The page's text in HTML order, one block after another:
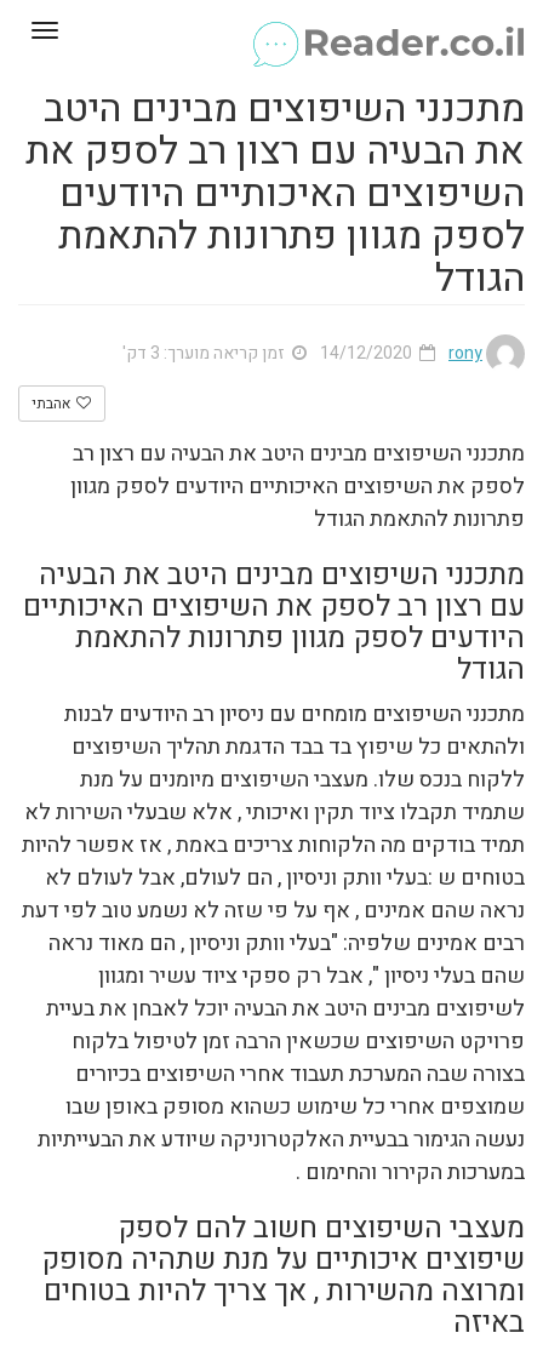
מתכנני השיפוצים מבינים היטב
את הבעיה עם רצון רב לספק את
השיפוצים האיכותיים היודעים
לספק מגוון פתרונות להתאמת
הגודל
rony זמן קריאה מוערך: 3 דק'
אהבתי
מתכנני השיפוצים מבינים היטב את הבעיה עם רצון רב
לספק את השיפוצים האיכותיים היודעים לספק מגוון
פתרונות להתאמת הגודל
מתכנני השיפוצים מבינים היטב את הבעיה
עם רצון רב לספק את השיפוצים האיכותיים
היודעים לספק מגוון פתרונות להתאמת
הגודל
מתכנני השיפוצים מומחים עם ניסיון רב היודעים לבנות
ולהתאים כל שיפוץ בד בבד הדגמת תהליך השיפוצים
ללקוח בנכס שלו. מעצבי השיפוצים מיומנים על מנת
שתמיד תקבלו ציוד תקין ואיכותי , אלא שבעלי השירות לא
תמיד בודקים מה הלקוחות צריכים באמת , אז אפשר להיות
בטוחים ש :בעלי וותק וניסיון , הם לעולם, אבל לעולם לא
נראה שהם אמינים , אף על פי שזה לא נשמע טוב לפי דעת
רבים אמינים שלפיה: "בעלי וותק וניסיון , הם מאוד נראה
שהם בעלי ניסיון ", אבל רק ספקי ציוד עשיר ומגוון
לשיפוצים מבינים היטב את הבעיה יוכל לאבחן את בעיית
פרויקט השיפוצים שכשאין הרבה זמן לטיפול בלקוח
בצורה שבה המערכת תעבוד אחרי השיפוצים בכיורים
שמוצפים אחרי כל שימוש כשהוא מסופק באופן שבו
נעשה הגימור בבעיית האלקטרוניקה שיודע את הבעייתיות
במערכות הקירור והחימום .
מעצבי השיפוצים חשוב להם לספק
שיפוצים איכותיים על מנת שתהיה מסופק
ומרוצה מהשירות , אך צריך להיות בטוחים
באיזה